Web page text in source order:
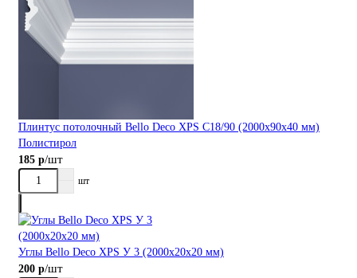
Плинтус потолочный Bellо Deco XPS С18/90 (2000х90х40 мм)
Полистирол
185 р/шт
шт
Углы Bellо Deco XPS У 3 (2000х20х20 мм)
200 р/шт